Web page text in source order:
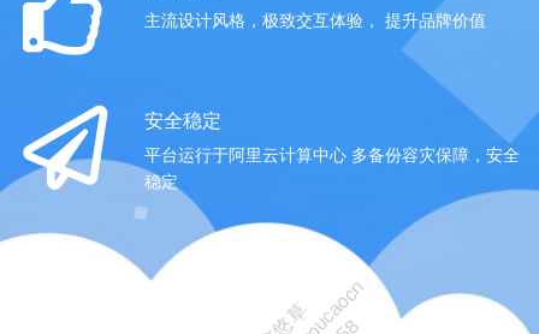
主流设计风格，极致交互体验， 提升品牌价值
安全稳定
平台运行于阿里云计算中心 多备份容灾保障，安全
稳定